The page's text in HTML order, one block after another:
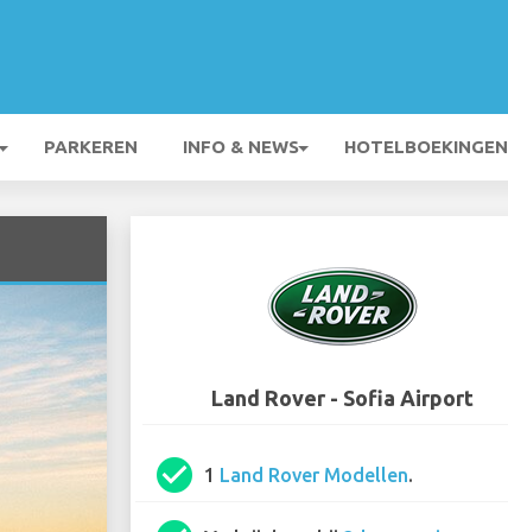
PARKEREN INFO & NEWS HOTELBOEKINGEN
Land Rover - Sofia Airport
check_circle 1 Land Rover Modellen.